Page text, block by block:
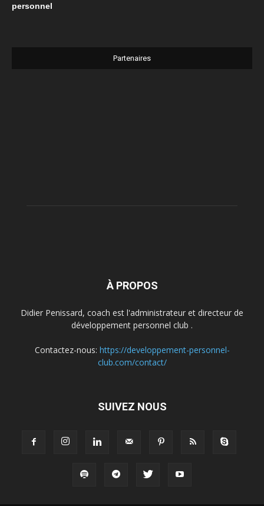
personnel
Partenaires
À PROPOS
Didier Penissard, coach est l'administrateur et directeur de
développement personnel club .
Contactez-nous: https://developpement-personnel-
club.com/contact/
SUIVEZ NOUS